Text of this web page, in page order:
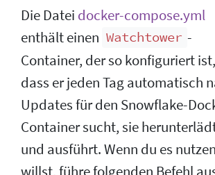
Die Datei docker-compose.yml
enthält einen Watchtower -
Container, der so konfiguriert ist,
dass er jeden Tag automatisch
Updates für den Snowflake-
Container sucht, sie
und ausführt. Wenn du es nutzen
willst, führe folgenden Befehl